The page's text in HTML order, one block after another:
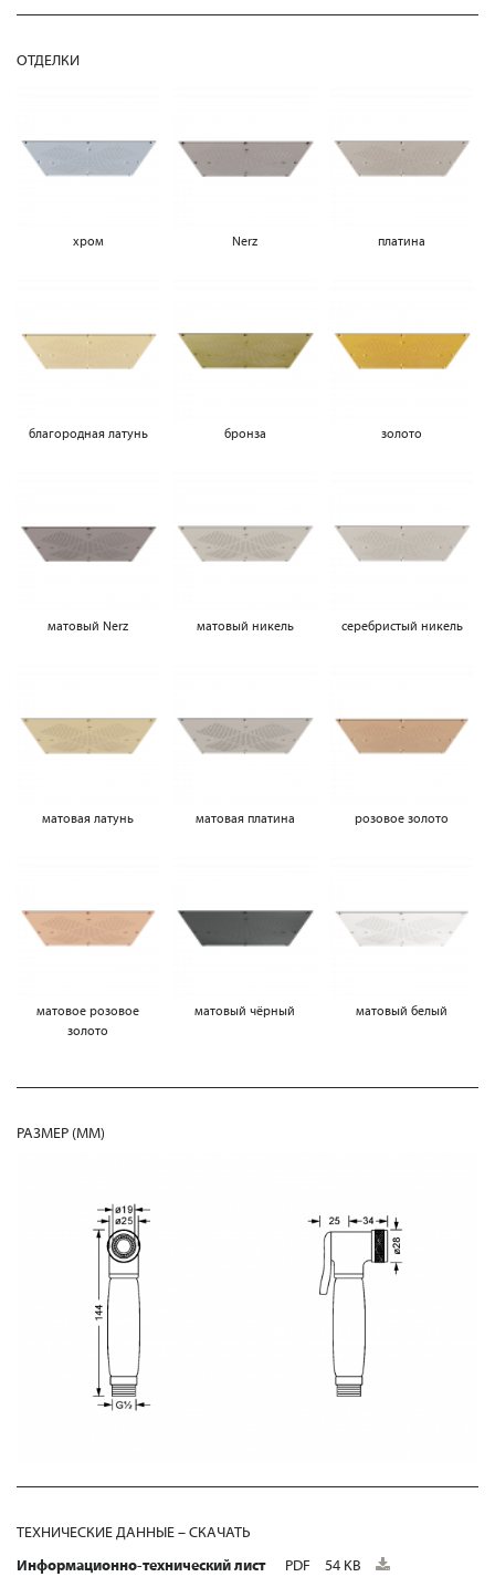
ОТДЕЛКИ
хром Nerz платина
благородная латунь бронза золото
матовый Nerz матовый никель серебристый никель
матовая латунь матовая платина розовое золото
матовое розовое
золото
матовый чёрный матовый белый
РАЗМЕР (MM)
ТЕХНИЧЕСКИЕ ДАННЫЕ – СКАЧАТЬ
Информационно-технический лист
PDF 54 KB